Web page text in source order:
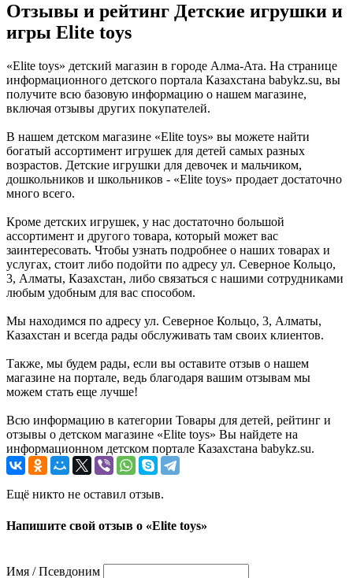
Отзывы и рейтинг Детские игрушки и
игры Elite toys
«Elite toys» детский магазин в городе Алма-Ата. На странице
информационного детского портала Казахстана babykz.su, вы
получите всю базовую информацию о нашем магазине,
включая отзывы других покупателей.
В нашем детском магазине «Elite toys» вы можете найти
богатый ассортимент игрушек для детей самых разных
возрастов. Детские игрушки для девочек и мальчиком,
дошкольников и школьников - «Elite toys» продает достаточно
много всего.
Кроме детских игрушек, у нас достаточно большой
ассортимент и другого товара, который может вас
заинтересовать. Чтобы узнать подробнее о наших товарах и
услугах, стоит либо подойти по адресу ул. Северное Кольцо,
3, Алматы, Казахстан, либо связаться с нашими сотрудниками
любым удобным для вас способом.
Мы находимся по адресу ул. Северное Кольцо, 3, Алматы,
Казахстан и всегда рады обслуживать там своих клиентов.
Также, мы будем рады, если вы оставите отзыв о нашем
магазине на портале, ведь благодаря вашим отзывам мы
можем стать еще лучше!
Всю информацию в категории Товары для детей, рейтинг и
отзывы о детском магазине «Elite toys» Вы найдете на
информационном детском портале Казахстана babykz.su.
Ещё никто не оставил отзыв.
Напишите свой отзыв о «Elite toys»
Имя / Псевдоним